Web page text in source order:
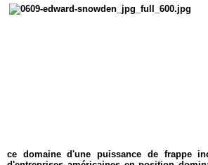
ce domaine d'une puissance de frappe